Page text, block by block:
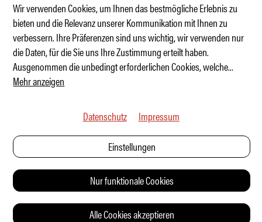
Das Ur-SUV kehrt zurück
Wir verwenden Cookies, um Ihnen das bestmögliche Erlebnis zu
bieten und die Relevanz unserer Kommunikation mit Ihnen zu
verbessern. Ihre Präferenzen sind uns wichtig, wir verwenden nur
die Daten, für die Sie uns Ihre Zustimmung erteilt haben.
Ausgenommen die unbedingt erforderlichen Cookies, welche...
Mehr anzeigen
Datenschutz Impressum
Einstellungen
Nur funktionale Cookies
Alle Cookies akzeptieren